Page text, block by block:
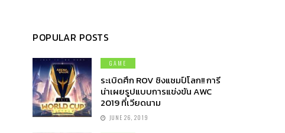
POPULAR POSTS
GAME
ระเบิดศึก ROV ชิงแชมป์โลก!! การี
น่าเผยรูปแบบการแข่งขัน AWC
2019 ที่เวียดนาม
JUNE 26, 2019